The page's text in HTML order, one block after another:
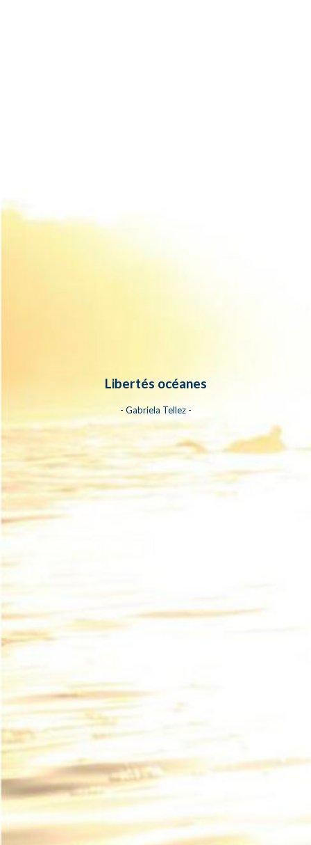
Libertés océanes
- Gabriela Tellez -